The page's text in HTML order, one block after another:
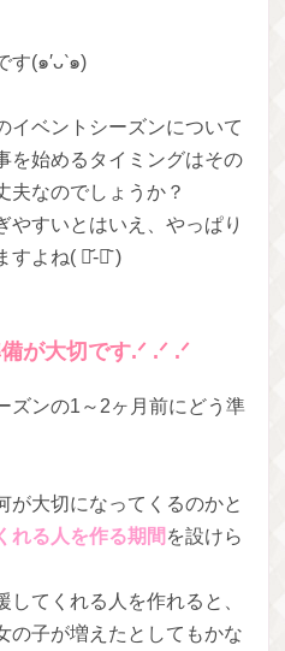
(๑′ᴗ‵๑)
イベントシーズンについて
を始めるタイミングはその
夫なのでしょうか？
やすいとはいえ、やっぱり
すよね( ･᷄-･᷅ )
が大切です.ᐟ .ᐟ .ᐟ
ズンの1～2ヶ月前にどう準
が大切になってくるのかと
れる人を作る期間 を設けら
てくれる人を作れると、
の子が増えたとしてもかな